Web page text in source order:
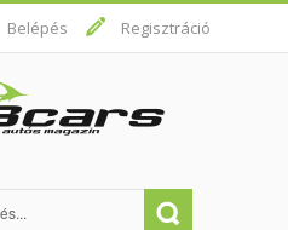
Belépés Regisztráció